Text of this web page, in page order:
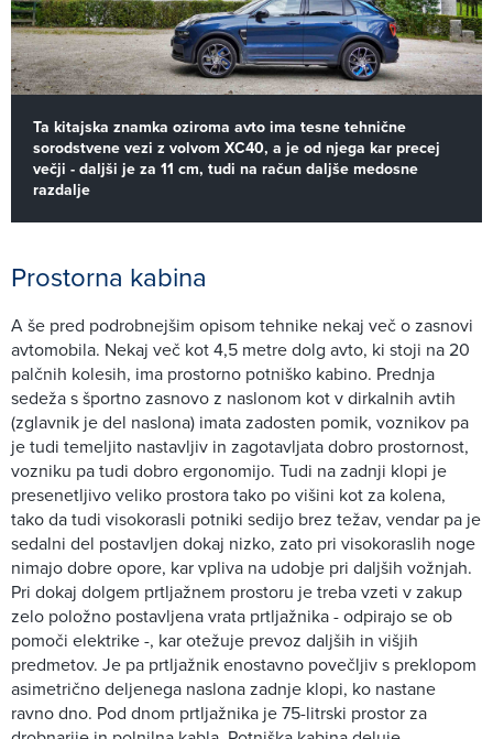
Ta kitajska znamka oziroma avto ima tesne tehnične
sorodstvene vezi z volvom XC40, a je od njega kar precej
večji - daljši je za 11 cm, tudi na račun daljše medosne
razdalje
Prostorna kabina
A še pred podrobnejšim opisom tehnike nekaj več o zasnovi
avtomobila. Nekaj več kot 4,5 metre dolg avto, ki stoji na 20
palčnih kolesih, ima prostorno potniško kabino. Prednja
sedeža s športno zasnovo z naslonom kot v dirkalnih avtih
(zglavnik je del naslona) imata zadosten pomik, voznikov pa
je tudi temeljito nastavljiv in zagotavljata dobro prostornost,
vozniku pa tudi dobro ergonomijo. Tudi na zadnji klopi je
presenetljivo veliko prostora tako po višini kot za kolena,
tako da tudi visokorasli potniki sedijo brez težav, vendar pa je
sedalni del postavljen dokaj nizko, zato pri visokoraslih noge
nimajo dobre opore, kar vpliva na udobje pri daljših vožnjah.
Pri dokaj dolgem prtljažnem prostoru je treba vzeti v zakup
zelo položno postavljena vrata prtljažnika - odpirajo se ob
pomoči elektrike -, kar otežuje prevoz daljših in višjih
predmetov. Je pa prtljažnik enostavno povečljiv s preklopom
asimetrično deljenega naslona zadnje klopi, ko nastane
ravno dno. Pod dnom prtljažnika je 75-litrski prostor za